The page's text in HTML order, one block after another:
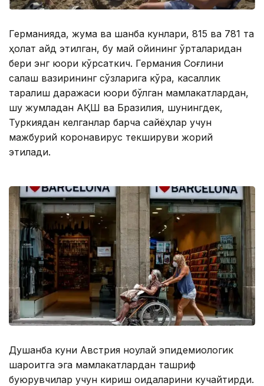
Германияда, жума ва шанба кунлари, 815 ва 781 та
ҳолат қайд этилган, бу май ойининг ўрталаридан
бери энг юқори кўрсаткич. Германия Соғлиқни
сақлаш вазирининг сўзларига кўра, касаллик
тарқалиш даражаси юқори бўлган мамлакатлардан,
шу жумладан АҚШ ва Бразилия, шунингдек,
Туркиядан келганлар барча сайёҳлар учун
мажбурий коронавирус текшируви жорий
этилади.
Душанба куни Австрия ноқулай эпидемиологик
шароитга эга мамлакатлардан ташриф
буюрувчилар учун кириш қоидаларини кучайтирди.